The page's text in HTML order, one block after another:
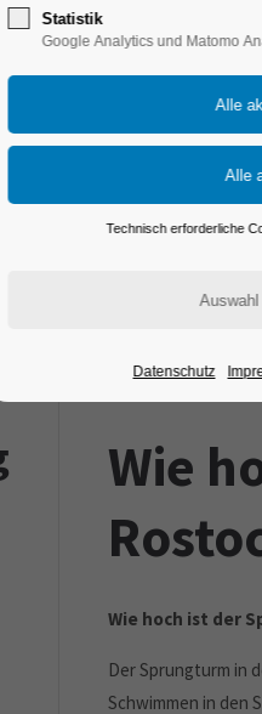
- Schwimmkurs -
Wie
Wie hoch ist der
Der Sprungturm in
Schwimmen in den
Statistik
Google Analytics und Matomo
Technisch erforderliche
Datenschutz